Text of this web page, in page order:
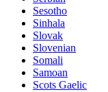
Sesotho
Sinhala
Slovak
Slovenian
Somali
Samoan
Scots Gaelic